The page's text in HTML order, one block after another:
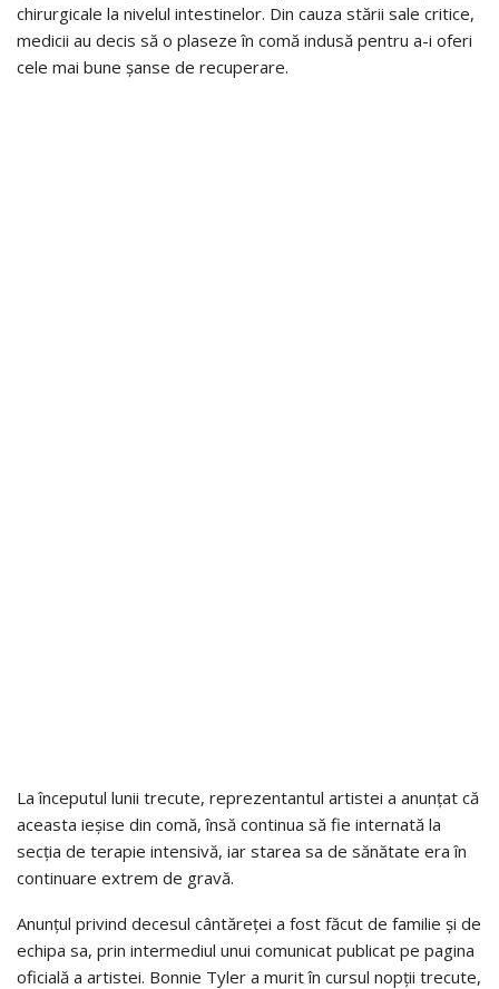
chirurgicale la nivelul intestinelor. Din cauza stării sale critice,
medicii au decis să o plaseze în comă indusă pentru a-i oferi
cele mai bune șanse de recuperare.
La începutul lunii trecute, reprezentantul artistei a anunțat că
aceasta ieșise din comă, însă continua să fie internată la
secția de terapie intensivă, iar starea sa de sănătate era în
continuare extrem de gravă.
Anunțul privind decesul cântăreței a fost făcut de familie și de
echipa sa, prin intermediul unui comunicat publicat pe pagina
oficială a artistei. Bonnie Tyler a murit în cursul nopții trecute,